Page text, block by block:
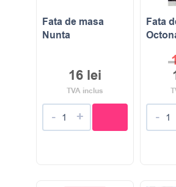
Fata de masa
Nunta
16 lei
TVA inclus
- +
Fata
-